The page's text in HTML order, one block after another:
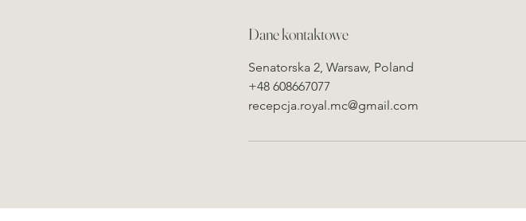
Dane kontaktowe
Senatorska 2, Warsaw, Poland
+48 608667077
recepcja.royal.mc@gmail.com